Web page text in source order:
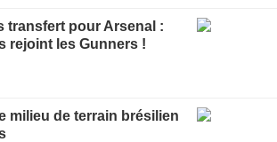
transfert pour Arsenal :
rejoint les Gunners !
milieu de terrain brésilien